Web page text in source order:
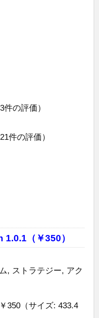
3件の評価）
21件の評価）
（￥350）
, ストラテジー, アク
350（サイズ: 433.4